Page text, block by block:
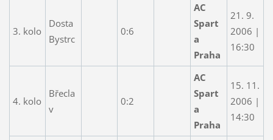
3. kolo
Dosta
Bystrc
0:6
AC
Spart
a
Praha
21. 9.
2006 |
16:30
4. kolo
Břecla
v
0:2
AC
Spart
a
Praha
15. 11.
2006 |
14:30